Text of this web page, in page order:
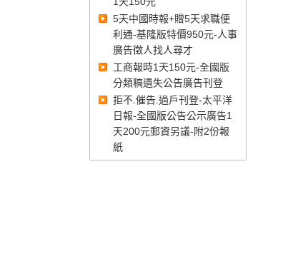
6天1000元-基隆版區域版分類稿人事
徵人找人徵才廣告公告刊登-聯合報
5天中國時報+贈5天求職便
利通-基隆版特價950元-人事
廣告徵人找人尋才
工商報時1天150元-全國版
分類稿遺失公告廣告刊登
拒不.催告.過戶刊登-太平洋
日報-全國版公告公示廣告1
天200元郵資另議-附2份報
紙